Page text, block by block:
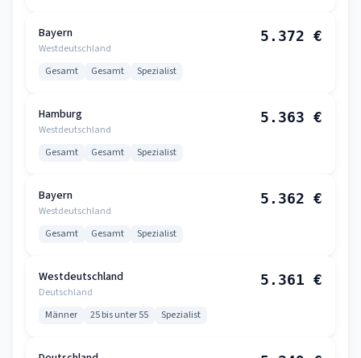
Bayern
Westdeutschland
5.372 €
Gesamt Gesamt Spezialist
Hamburg
Westdeutschland
5.363 €
Gesamt Gesamt Spezialist
Bayern
Westdeutschland
5.362 €
Gesamt Gesamt Spezialist
Westdeutschland
Deutschland
5.361 €
Männer 25 bis unter 55 Spezialist